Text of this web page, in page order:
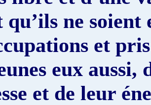
qu’ils ne soient
et
eux
et de leur